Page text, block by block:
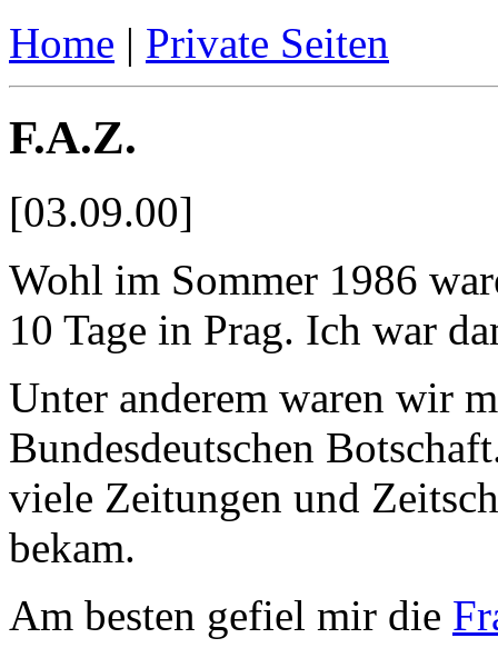
Home | Private Seiten
F.A.Z.
[03.09.00]
Wohl im Sommer 1986
10 Tage in Prag. Ich war
Unter anderem waren wir
Bundesdeutschen
viele Zeitungen und
bekam.
Am besten gefiel mir die